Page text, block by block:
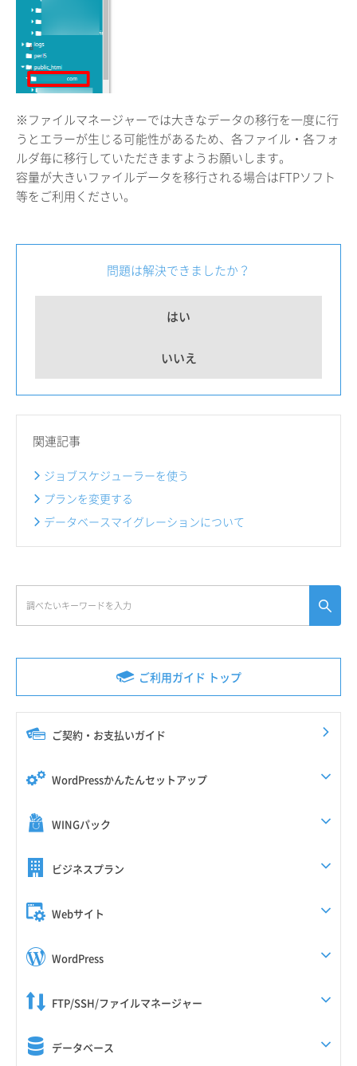
ご利用ガイド トップ
ご契約・お支払いガイド
WordPressかんたんセットアップ
WINGパック
ビジネスプラン
Webサイト
WordPress
FTP/SSH/ファイルマネージャー
データベース
※ファイルマネージャーでは大きなデータの移行を一度に行
うとエラーが生じる可能性があるため、各ファイル・各フォ
ルダ毎に移行していただきますようお願いします。
容量が大きいファイルデータを移行される場合はFTPソフト
等をご利用ください。
問題は解決できましたか？
はい
いいえ
関連記事
ジョブスケジューラーを使う
プランを変更する
データベースマイグレーションについて